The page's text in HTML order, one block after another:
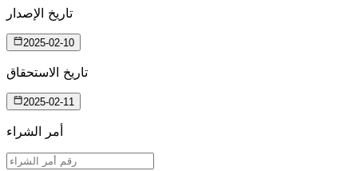
تاريخ الإصدار
2025-02-10
تاريخ الاستحقاق
2025-02-11
أمر الشراء